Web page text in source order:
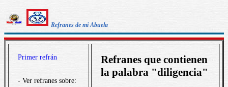
Refranes de mi Abuela
Primer refrán
- Ver refranes sobre:
Refranes que contienen
la palabra "diligencia"